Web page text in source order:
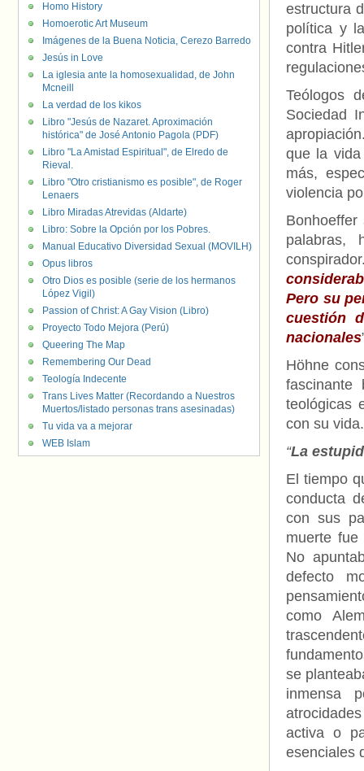
estructura
política y
contra
Teólogos
Sociedad
que la
más,
violencia
palabras,
Pero su
cuestión
nacionales
Höhne
teológicas
con su vida.
“La
El tiempo
conducta
con sus
muerte
No
defecto
como
se
inmensa
activa o
esenciales
Homo History
Homoerotic Art Museum
Imágenes de la Buena Noticia, Cerezo Barredo
Jesús in Love
La iglesia ante la homosexualidad, de John
Mcneill
La verdad de los kikos
Libro "Jesús de Nazaret. Aproximación
histórica" de José Antonio Pagola (PDF)
Libro "La Amistad Espiritual", de Elredo de
Rieval.
Libro "Otro cristianismo es posible", de Roger
Lenaers
Libro Miradas Atrevidas (Aldarte)
Libro: Sobre la Opción por los Pobres.
Manual Educativo Diversidad Sexual (MOVILH)
Opus libros
Otro Dios es posible (serie de los hermanos
López Vigil)
Passion of Christ: A Gay Vision (Libro)
Proyecto Todo Mejora (Perú)
Queering The Map
Remembering Our Dead
Teología Indecente
Trans Lives Matter (Recordando a Nuestros
Muertos/listado personas trans asesinadas)
Tu vida va a mejorar
WEB Islam